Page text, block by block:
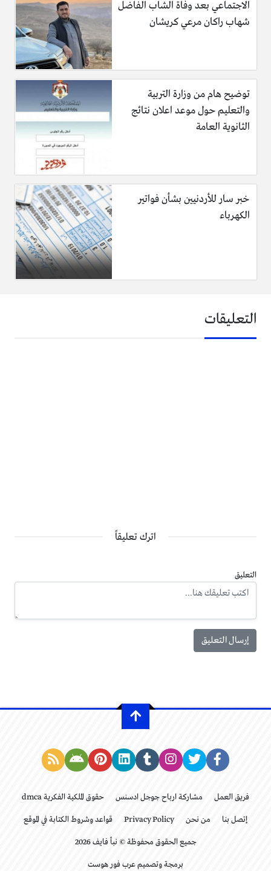
الاجتماعي بعد وفاة الشاب الفاضل
شهاب راكان مرعي كريشان
توضيح هام من وزارة التربية
والتعليم حول موعد اعلان نتائج
الثانوية العامة
خبر سار للأردنيين بشأن فواتير
الكهرباء
التعليقات
اترك تعليقاً
التعليق
فريق العمل مشاركة ارباح جوجل ادسنس حقوق الملكية الفكرية dmca
إتصل بنا من نحن Privacy Policy قواعد وشروط الكتابة في الموقع
جميع الحقوق محفوظة © نبأ فايف 2026
برمجة وتصميم عرب فور هوست